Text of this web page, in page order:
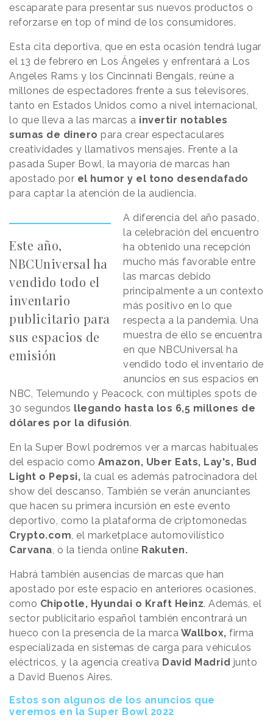
escaparate para presentar sus nuevos productos o
reforzarse en top of mind de los consumidores.
Esta cita deportiva, que en esta ocasión tendrá lugar
el 13 de febrero en Los Ángeles y enfrentará a Los
Angeles Rams y los Cincinnati Bengals, reúne a
millones de espectadores frente a sus televisores,
tanto en Estados Unidos como a nivel internacional,
lo que lleva a las marcas a invertir notables
sumas de dinero para crear espectaculares
creatividades y llamativos mensajes. Frente a la
pasada Super Bowl, la mayoría de marcas han
apostado por el humor y el tono desendafado
para captar la atención de la audiencia.
Este año,
NBCUniversal ha
vendido todo el
inventario
publicitario para
sus espacios de
emisión
A diferencia del año pasado,
la celebración del encuentro
ha obtenido una recepción
mucho más favorable entre
las marcas debido
principalmente a un contexto
más positivo en lo que
respecta a la pandemia. Una
muestra de ello se encuentra
en que NBCUniversal ha
vendido todo el inventario de
anuncios en sus espacios en
NBC, Telemundo y Peacock, con múltiples spots de
30 segundos llegando hasta los 6,5 millones de
dólares por la difusión.
En la Super Bowl podremos ver a marcas habituales
del espacio como Amazon, Uber Eats, Lay's, Bud
Light o Pepsi, la cual es además patrocinadora del
show del descanso. También se verán anunciantes
que hacen su primera incursión en este evento
deportivo, como la plataforma de criptomonedas
Crypto.com, el marketplace automovilístico
Carvana, o la tienda online Rakuten.
Habrá también ausencias de marcas que han
apostado por este espacio en anteriores ocasiones,
como Chipotle, Hyundai o Kraft Heinz. Además, el
sector publicitario español también encontrará un
hueco con la presencia de la marca Wallbox, firma
especializada en sistemas de carga para vehículos
eléctricos, y la agencia creativa David Madrid junto
a David Buenos Aires.
Estos son algunos de los anuncios que
veremos en la Super Bowl 2022